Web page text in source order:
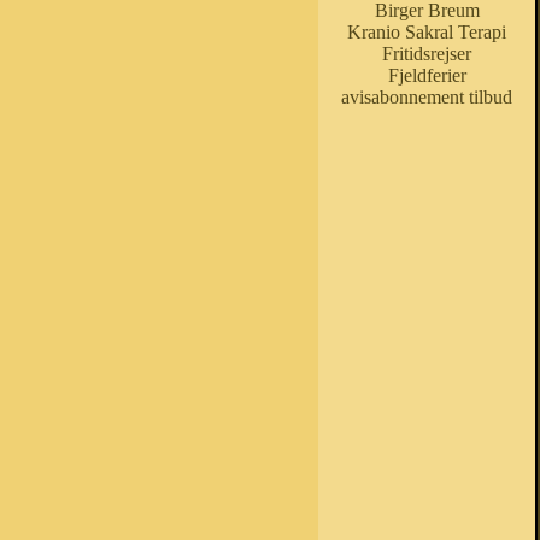
Birger Breum
Kranio Sakral Terapi
Fritidsrejser
Fjeldferier
avisabonnement tilbud